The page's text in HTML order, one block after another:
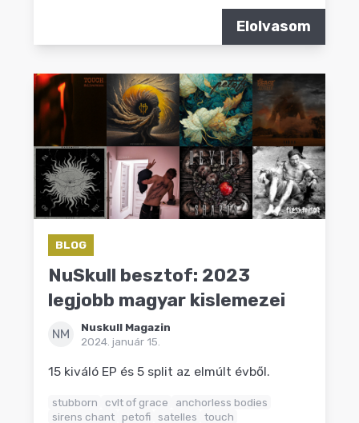
Elolvasom
BLOG
NuSkull besztof: 2023
legjobb magyar kislemezei
NM
Nuskull Magazin
2024. január 15.
15 kiváló EP és 5 split az elmúlt évből.
stubborn cvlt of grace
anchorless bodies
sirens chant petofi satelles
touch